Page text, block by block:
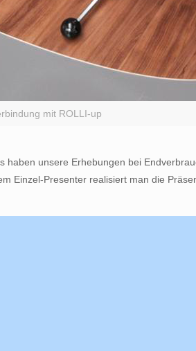
mit ROLLI-up
haben unsere Erhebungen bei
Einzel-Presenter realisiert man die